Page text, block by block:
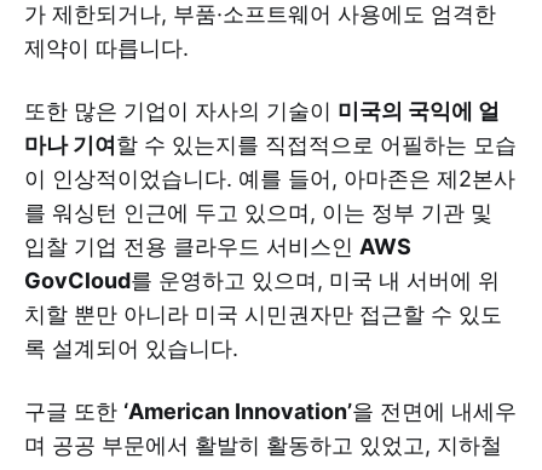
가 제한되거나, 부품·소프트웨어 사용에도 엄격한
제약이 따릅니다.
또한 많은 기업이 자사의 기술이 미국의 국익에 얼
마나 기여 할 수 있는지를 직접적으로 어필하는 모습
이 인상적이었습니다. 예를 들어, 아마존은 제2본사
를 워싱턴 인근에 두고 있으며, 이는 정부 기관 및
입찰 기업 전용 클라우드 서비스인 AWS
GovCloud를 운영하고 있으며, 미국 내 서버에 위
치할 뿐만 아니라 미국 시민권자만 접근할 수 있도
록 설계되어 있습니다.
구글 또한 ‘American Innovation’을 전면에 내세우
며 공공 부문에서 활발히 활동하고 있었고, 지하철